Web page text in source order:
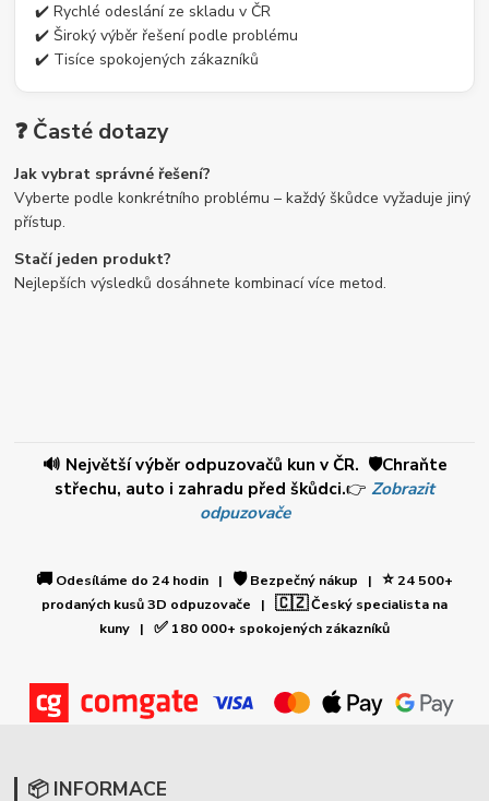
✔️ Rychlé odeslání ze skladu v ČR
✔️ Široký výběr řešení podle problému
✔️ Tisíce spokojených zákazníků
❓ Časté dotazy
Jak vybrat správné řešení?
Vyberte podle konkrétního problému – každý škůdce vyžaduje jiný
přístup.
Stačí jeden produkt?
Nejlepších výsledků dosáhnete kombinací více metod.
🔊 Největší výběr odpuzovačů kun v ČR. 🛡️Chraňte
střechu, auto i zahradu před škůdci.👉 Zobrazit
odpuzovače
🚚 Odesíláme do 24 hodin | 🛡️Bezpečný nákup | ⭐24 500+
prodaných kusů 3D odpuzovače | 🇨🇿Český specialista na
kuny | ✅ 180 000+ spokojených zákazníků
📦 INFORMACE